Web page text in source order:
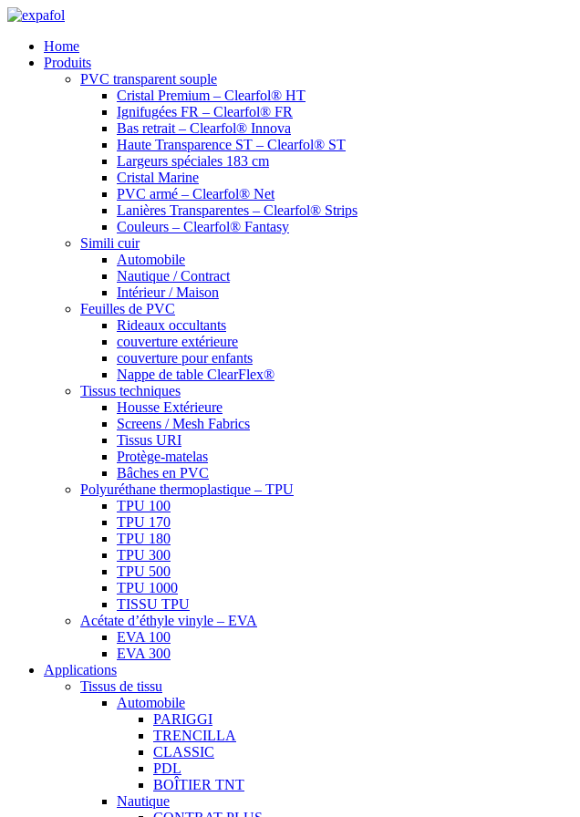
Aller
contenuHome
Produits
PVC transparent souple
Cristal Premium – Clearfol® HT
Ignifugées FR – Clearfol® FR
Bas retrait – Clearfol® Innova
Haute Transparence ST – Clearfol® ST
Largeurs spéciales 183 cm
Cristal Marine
PVC armé – Clearfol® Net
Lanières Transparentes – Clearfol® Strips
Couleurs – Clearfol® Fantasy
Simili cuir
Automobile
Nautique / Contract
Intérieur / Maison
Feuilles de PVC
Rideaux occultants
couverture extérieure
couverture pour enfants
Nappe de table ClearFlex®
Tissus techniques
Housse Extérieure
Screens / Mesh Fabrics
Tissus URI
Protège-matelas
Bâches en PVC
Polyuréthane thermoplastique – TPU
TPU 100
TPU 170
TPU 180
TPU 300
TPU 500
TPU 1000
TISSU TPU
Acétate d’éthyle vinyle – EVA
EVA 100
EVA 300
Applications
Tissus de tissu
Automobile
PARIGGI
TRENCILLA
CLASSIC
PDL
BOÎTIER TNT
Nautique